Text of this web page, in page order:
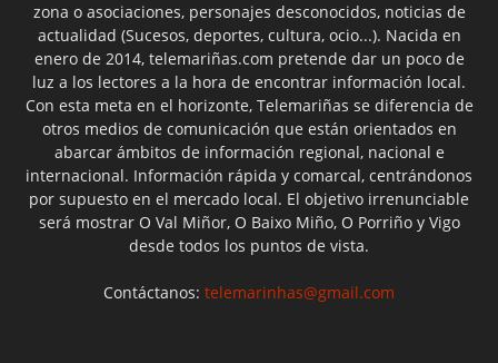
zona o asociaciones, personajes desconocidos, noticias de
actualidad (Sucesos, deportes, cultura, ocio...). Nacida en
enero de 2014, telemariñas.com pretende dar un poco de
luz a los lectores a la hora de encontrar información local.
Con esta meta en el horizonte, Telemariñas se diferencia de
otros medios de comunicación que están orientados en
abarcar ámbitos de información regional, nacional e
internacional. Información rápida y comarcal, centrándonos
por supuesto en el mercado local. El objetivo irrenunciable
será mostrar O Val Miñor, O Baixo Miño, O Porriño y Vigo
desde todos los puntos de vista.
Contáctanos: telemarinhas@gmail.com